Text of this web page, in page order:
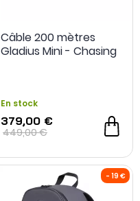
Câble 200 mètres
Gladius Mini - Chasing
En stock
379,00 €
449,00 €